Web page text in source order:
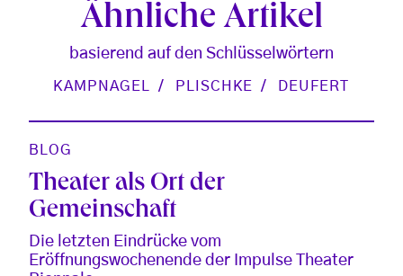
Ähnliche Artikel
basierend auf den Schlüsselwörtern
KAMPNAGEL PLISCHKE DEUFERT
BLOG
Theater als Ort der
Gemeinschaft
Die letzten Eindrücke vom
Eröffnungswochenende der Impulse Theater